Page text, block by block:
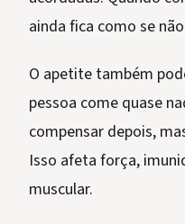
ainda fica como se
O apetite também
pessoa come quase
compensar depois,
Isso afeta força,
muscular.